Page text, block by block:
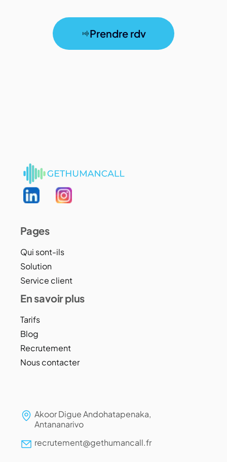
Prendre rdv
Pages
Qui sont-ils
Solution
Service client
En savoir plus
Tarifs
Blog
Recrutement
Nous contacter
Akoor Digue Andohatapenaka,
Antananarivo
recrutement@gethumancall.fr